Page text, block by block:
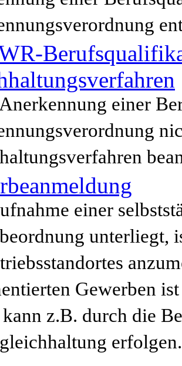
einer
einer
unterliegt,
Gewerben
z.B. durch die
erfolgen.